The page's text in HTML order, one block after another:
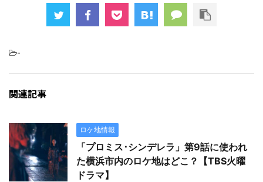
-
関連記事
ロケ地情報
「プロミス･シンデレラ」第9話に使われ
た横浜市内のロケ地はどこ？【TBS火曜
ドラマ】